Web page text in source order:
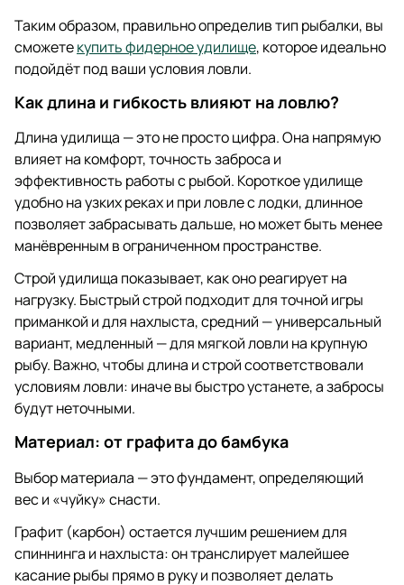
Таким образом, правильно определив тип рыбалки, вы
сможетекупить фидерное удилище, которое идеально
подойдёт под ваши условия ловли.
Как длина и гибкость влияют на ловлю?
Длина удилища — это не просто цифра. Она напрямую
влияет на комфорт, точность заброса и
эффективность работы с рыбой. Короткое удилище
удобно на узких реках и при ловле с лодки, длинное
позволяет забрасывать дальше, но может быть менее
манёвренным в ограниченном пространстве.
Строй удилища показывает, как оно реагирует на
нагрузку. Быстрый строй подходит для точной игры
приманкой и для нахлыста, средний — универсальный
вариант, медленный — для мягкой ловли на крупную
рыбу. Важно, чтобы длина и строй соответствовали
условиям ловли: иначе вы быстро устанете, а забросы
будут неточными.
Материал: от графита до бамбука
Выбор материала — это фундамент, определяющий
вес и «чуйку» снасти.
Графит (карбон) остается лучшим решением для
спиннинга и нахлыста: он транслирует малейшее
касание рыбы прямо в руку и позволяет делать